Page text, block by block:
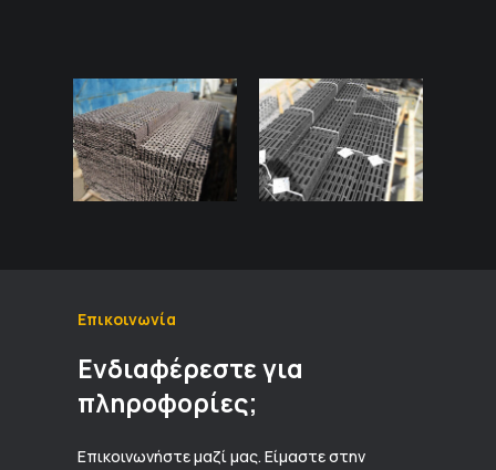
Επικοινωνία
Ενδιαφέρεστε για
πληροφορίες;
Επικοινωνήστε μαζί μας. Είμαστε στην